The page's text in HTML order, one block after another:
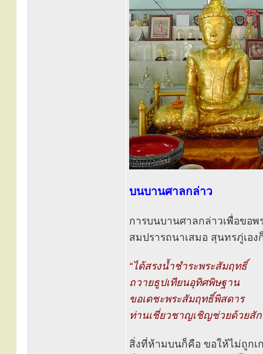
บนบานศาลกล่าว
การบนบานศาลกล่าวเพื่อขอพ
สมปรารถนาเสมอ สุนทรภู่เอ
“ได้สรงน้ำชำระพระสัมฤทธิ์
ถวายธูปเทียนอุทิศพิษฐาน
ขอเดชะพระสัมฤทธิ์พิสดาร
ท่านเชี่ยวชาญเชิญช่วยด้วยสัก
สิ่งที่ห้ามบนก็คือ ขอให้ไม่ถูก